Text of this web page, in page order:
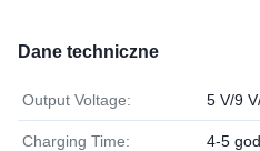
Dane techniczne
Output Voltage: 5 V/9
Charging Time: 4-5